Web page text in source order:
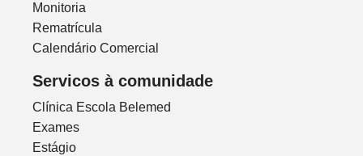
Monitoria
Rematrícula
Calendário Comercial
Servicos à comunidade
Clínica Escola Belemed
Exames
Estágio